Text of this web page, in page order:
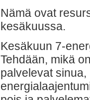
Nämä ovat
kesäkuussa.
Kesäkuun 7-
Tehdään, mikä
palvelevat